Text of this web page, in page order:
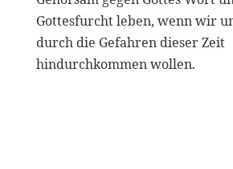
Gottesfurcht leben, wenn wir
durch die Gefahren dieser Zeit
hindurchkommen wollen.